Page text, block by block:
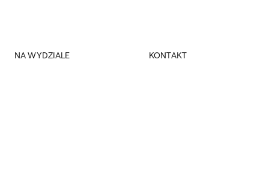
NA WYDZIALE KONTAKT